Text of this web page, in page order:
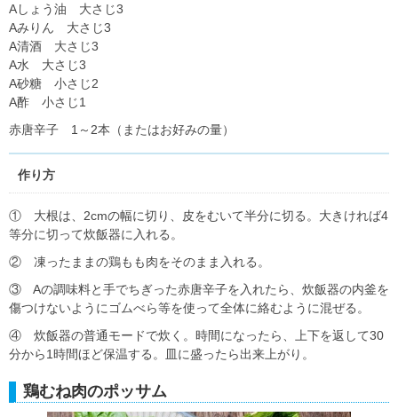
Aしょう油 大さじ3
Aみりん 大さじ3
A清酒 大さじ3
A水 大さじ3
A砂糖 小さじ2
A酢 小さじ1
赤唐辛子 1～2本（またはお好みの量）
作り方
① 大根は、2cmの幅に切り、皮をむいて半分に切る。大きければ4
等分に切って炊飯器に入れる。
② 凍ったままの鶏もも肉をそのまま入れる。
③ Aの調味料と手でちぎった赤唐辛子を入れたら、炊飯器の内釜を
傷つけないようにゴムべら等を使って全体に絡むように混ぜる。
④ 炊飯器の普通モードで炊く。時間になったら、上下を返して30
分から1時間ほど保温する。皿に盛ったら出来上がり。
鶏むね肉のポッサム